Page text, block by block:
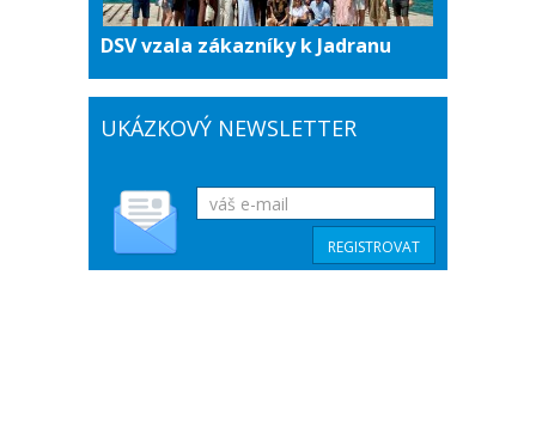
DSV vzala zákazníky k Jadranu
UKÁZKOVÝ NEWSLETTER